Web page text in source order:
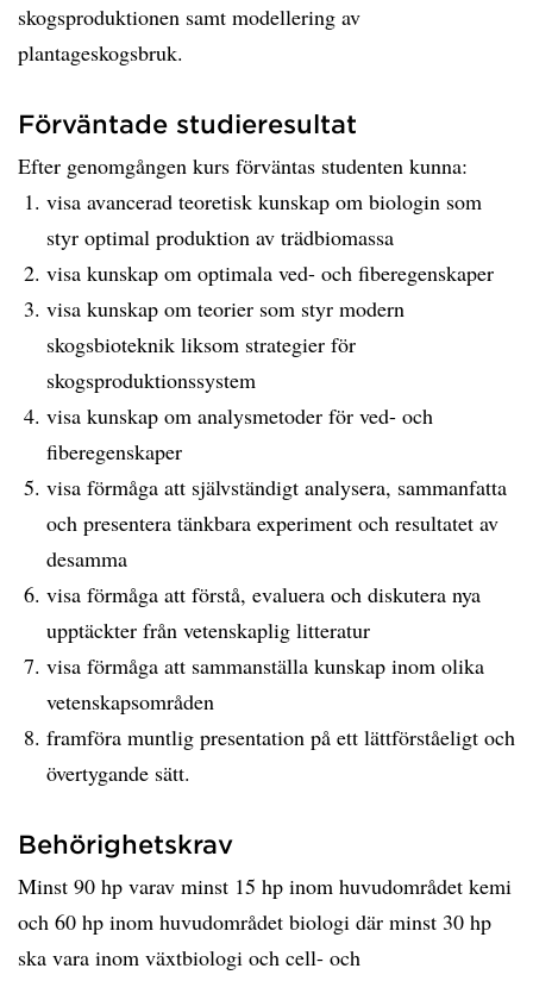
skogsproduktionen samt modellering av
plantageskogsbruk.
Förväntade studieresultat
Efter genomgången kurs förväntas studenten kunna:
visa avancerad teoretisk kunskap om biologin som
styr optimal produktion av trädbiomassa
visa kunskap om optimala ved- och fiberegenskaper
visa kunskap om teorier som styr modern
skogsbioteknik liksom strategier för
skogsproduktionssystem
visa kunskap om analysmetoder för ved- och
fiberegenskaper
visa förmåga att självständigt analysera, sammanfatta
och presentera tänkbara experiment och resultatet av
desamma
visa förmåga att förstå, evaluera och diskutera nya
upptäckter från vetenskaplig litteratur
visa förmåga att sammanställa kunskap inom olika
vetenskapsområden
framföra muntlig presentation på ett lättförståeligt och
övertygande sätt.
Behörighetskrav
Minst 90 hp varav minst 15 hp inom huvudområdet kemi
och 60 hp inom huvudområdet biologi där minst 30 hp
ska vara inom växtbiologi och cell- och